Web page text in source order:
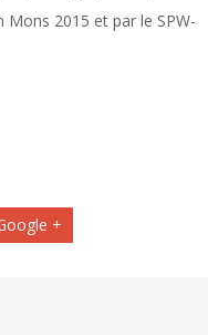
2015 et par le SPW-
+